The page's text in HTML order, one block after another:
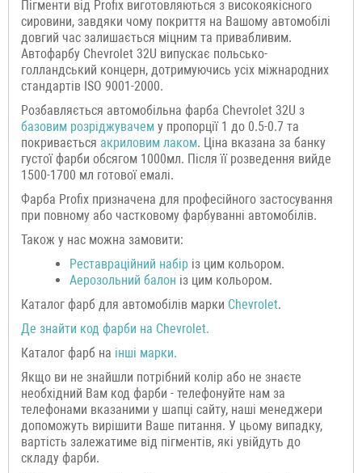
Пігменти від Profix виготовляються з високоякісного
сировини, завдяки чому покриття на Вашому автомобілі
довгий час залишається міцним та привабливим.
Автофарбу Chevrolet 32U випускає польсько-
голландський концерн, дотримуючись усіх міжнародних
стандартів ISO 9001-2000.
Розбавляється автомобільна фарба Chevrolet 32U з
базовим розріджувачем у пропорції 1 до 0.5-0.7 та
покривається акриловим лаком. Ціна вказана за банку
густої фарби обсягом 1000мл. Після її розведення вийде
1500-1700 мл готової емалі.
Фарба Profix призначена для професійного застосування
при повному або частковому фарбуванні автомобілів.
Також у нас можна замовити:
Реставраційний набір із цим кольором.
Аерозольний балон із цим кольором.
Каталог фарб для автомобілів марки Chevrolet.
Де знайти код фарби на Chevrolet.
Каталог фарб на інші марки.
Якщо ви не знайшли потрібний колір або не знаєте
необхідний Вам код фарби - телефонуйте нам за
телефонами вказаними у шапці сайту, наші менеджери
допоможуть вирішити Ваше питання. У цьому випадку,
вартість залежатиме від пігментів, які увійдуть до
складу фарби.